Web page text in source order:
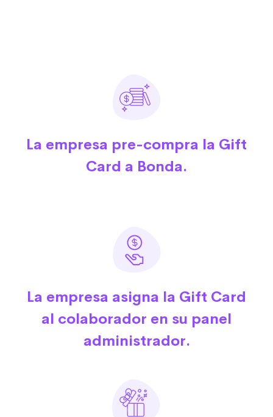
La empresa pre-compra la Gift
Card a Bonda.
La empresa asigna la Gift Card
al colaborador en su panel
administrador.